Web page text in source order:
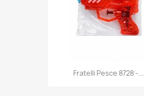
Anteprima
Fratelli Pesce 8728 -...